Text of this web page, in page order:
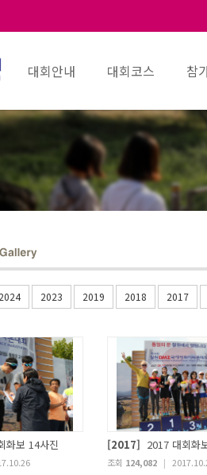
대회안내 대회코스 참
2024 2023 2019 2018 2017
화보 14사진 [2017] 2017 대회화
조회 124,082 |